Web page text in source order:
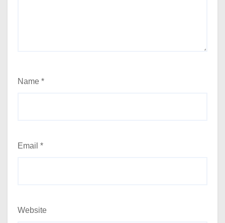
Name *
Email *
Website